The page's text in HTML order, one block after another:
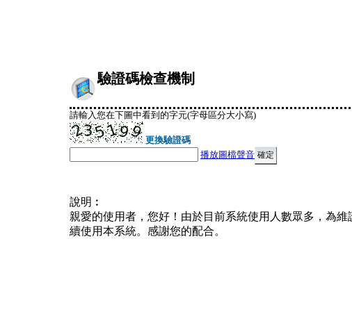
驗證碼檢查機制
請輸入您在下圖中看到的字元(字母區分大小寫)
更換驗證碼
播放圖檔聲音
說明︰
親愛的使用者，您好！由於目前系統使用人數眾多，為
續使用本系統。感謝您的配合。